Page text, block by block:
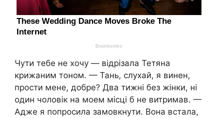
Чути тебе не хочу — відрізала Тетяна
крижаним тоном. — Тань, слухай, я винен,
прости мене, добре? Два тижні без жінки, ні
один чоловік на моем місці б не витримав. —
Адже я попросила замовкнути. Вона встала,